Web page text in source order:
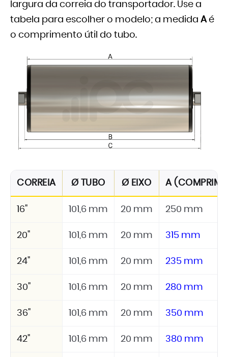
largura da correia do transportador. Use a
tabela para escolher o modelo; a medida Aé
o comprimento útil do tubo.
CORREIA Ø TUBO Ø EIXO A
16" 101,6 mm 20 mm 250 mm
20" 101,6 mm 20 mm 315 mm
24" 101,6 mm 20 mm 235 mm
30" 101,6 mm 20 mm 280 mm
36" 101,6 mm 20 mm 350 mm
42" 101,6 mm 20 mm 380 mm